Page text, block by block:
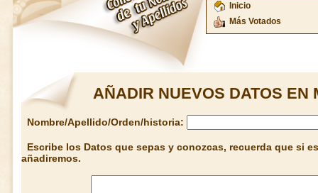
Inicio
Más Votados
AÑADIR NUEVOS DATOS EN
Nombre/Apellido/Orden/historia:
Escribe los Datos que sepas y conozcas, recuerda que si
añadiremos.